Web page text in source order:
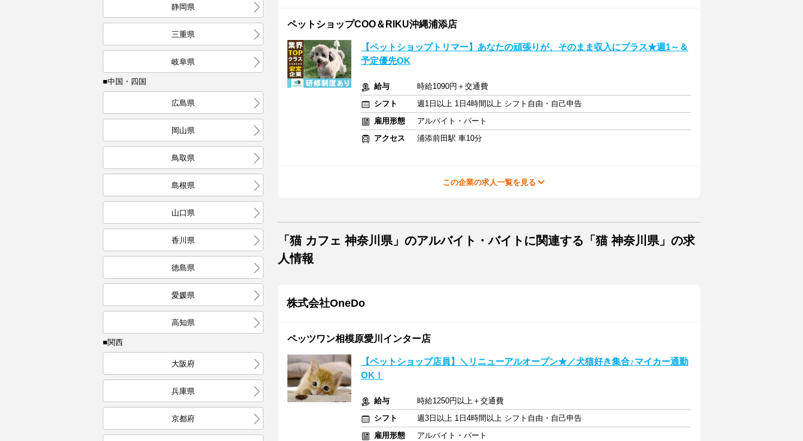
静岡県
三重県
岐阜県
■中国・四国
広島県
岡山県
鳥取県
島根県
山口県
香川県
徳島県
愛媛県
高知県
■関西
大阪府
兵庫県
京都府
ペットショップCOO＆RIKU沖縄浦添店
【ペットショップトリマー】あなたの頑張りが、そのまま収入にプラス★週1～＆
予定優先OK
給与
時給1090円＋交通費
シフト
週1日以上 1日4時間以上 シフト自由・自己申告
雇用形態
アルバイト・パート
アクセス
浦添前田駅 車10分
この企業の求人一覧を見る
「猫 カフェ 神奈川県」のアルバイト・バイトに関連する「猫 神奈川県」の求
人情報
株式会社OneDo
ペッツワン相模原愛川インター店
【ペットショップ店員】＼リニューアルオープン★／犬猫好き集合♪マイカー通勤
OK！
給与
時給1250円以上＋交通費
シフト
週3日以上 1日4時間以上 シフト自由・自己申告
雇用形態
アルバイト・パート